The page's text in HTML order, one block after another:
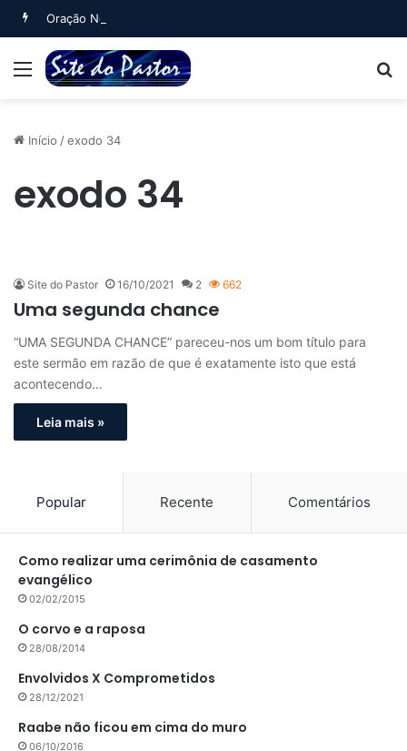
Oração Noturna (Salmo 4)
Menu
Início /exodo 34
exodo 34
Site do Pastor 16/10/2021 2 662
Uma segunda chance
“UMA SEGUNDA CHANCE” pareceu-nos um bom título para
este sermão em razão de que é exatamente isto que está
acontecendo…
Leia mais »
Popular Recente Comentários
Como realizar uma cerimônia de casamento
evangélico
02/02/2015
O corvo e a raposa
28/08/2014
Envolvidos X Comprometidos
28/12/2021
Raabe não ficou em cima do muro
06/10/2016